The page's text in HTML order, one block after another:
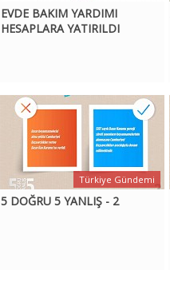
EVDE BAKIM YARDIMI
HESAPLARA YATIRILDI
5 DOĞRU 5 YANLIŞ - 2
Türkiye Gündemi